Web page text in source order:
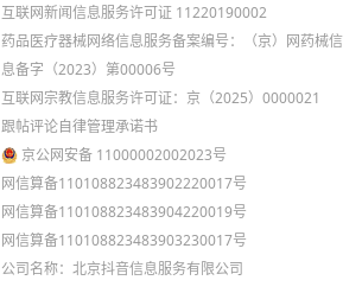
互联网新闻信息服务许可证 11220190002
药品医疗器械网络信息服务备案编号：（京）网药械信
息备字（2023）第00006号
互联网宗教信息服务许可证：京（2025）0000021
跟帖评论自律管理承诺书
京公网安备 11000002002023号
网信算备110108823483902220017号
网信算备110108823483904220019号
网信算备110108823483903230017号
公司名称：北京抖音信息服务有限公司